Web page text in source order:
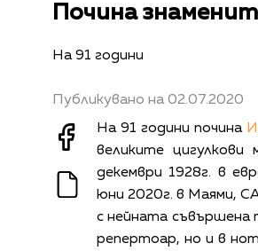
Почина
На 91 години
Публикувано на 02.07.2020
На 91 години почина
великите
декември 1928г. в
юни 2020г. в Маями,
с нейната съвършена
репертоар, но и в